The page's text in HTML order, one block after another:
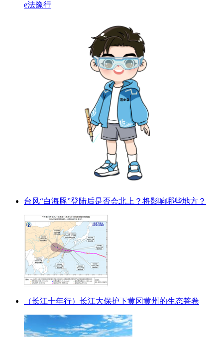
e法豫行
台风“白海豚”登陆后是否会北上？将影响哪些地方？
（长江十年行）长江大保护下黄冈黄州的生态答卷